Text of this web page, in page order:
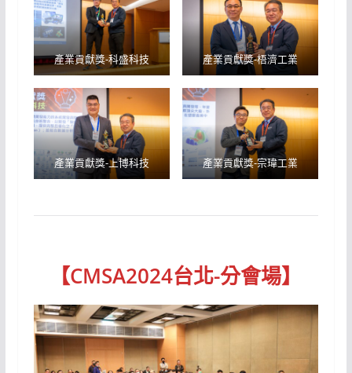
產業貢獻獎-科盛科技 產業貢獻獎-梧濟工業
產業貢獻獎-上博科技 產業貢獻獎-宗瑋工業
【CMSA2024台北-分會場】